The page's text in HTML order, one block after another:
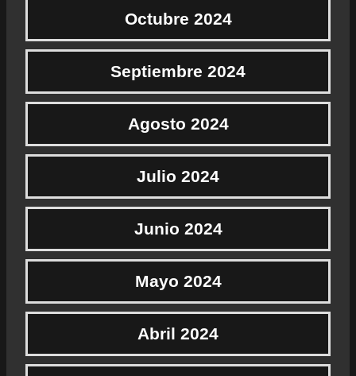
Octubre 2024
Septiembre 2024
Agosto 2024
Julio 2024
Junio 2024
Mayo 2024
Abril 2024